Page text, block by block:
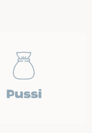
Pussi